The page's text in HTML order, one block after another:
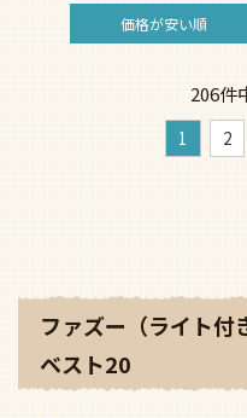
価格が安い順
206件
1 2
ファズー（ライト付
ベスト20